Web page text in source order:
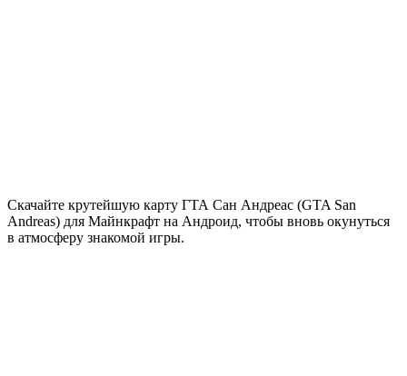
Скачайте крутейшую карту ГТА Сан Андреас (GTA San
Andreas) для Майнкрафт на Андроид, чтобы вновь окунуться
в атмосферу знакомой игры.